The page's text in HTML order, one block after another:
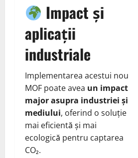
Impact și
aplicații
industriale
Implementarea acestui nou
MOF poate avea un impact
major asupra industriei și
mediului, oferind o soluție
mai eficientă și mai
ecologică pentru captarea
CO₂.